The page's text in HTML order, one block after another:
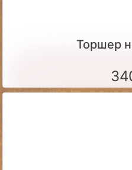
Торшер